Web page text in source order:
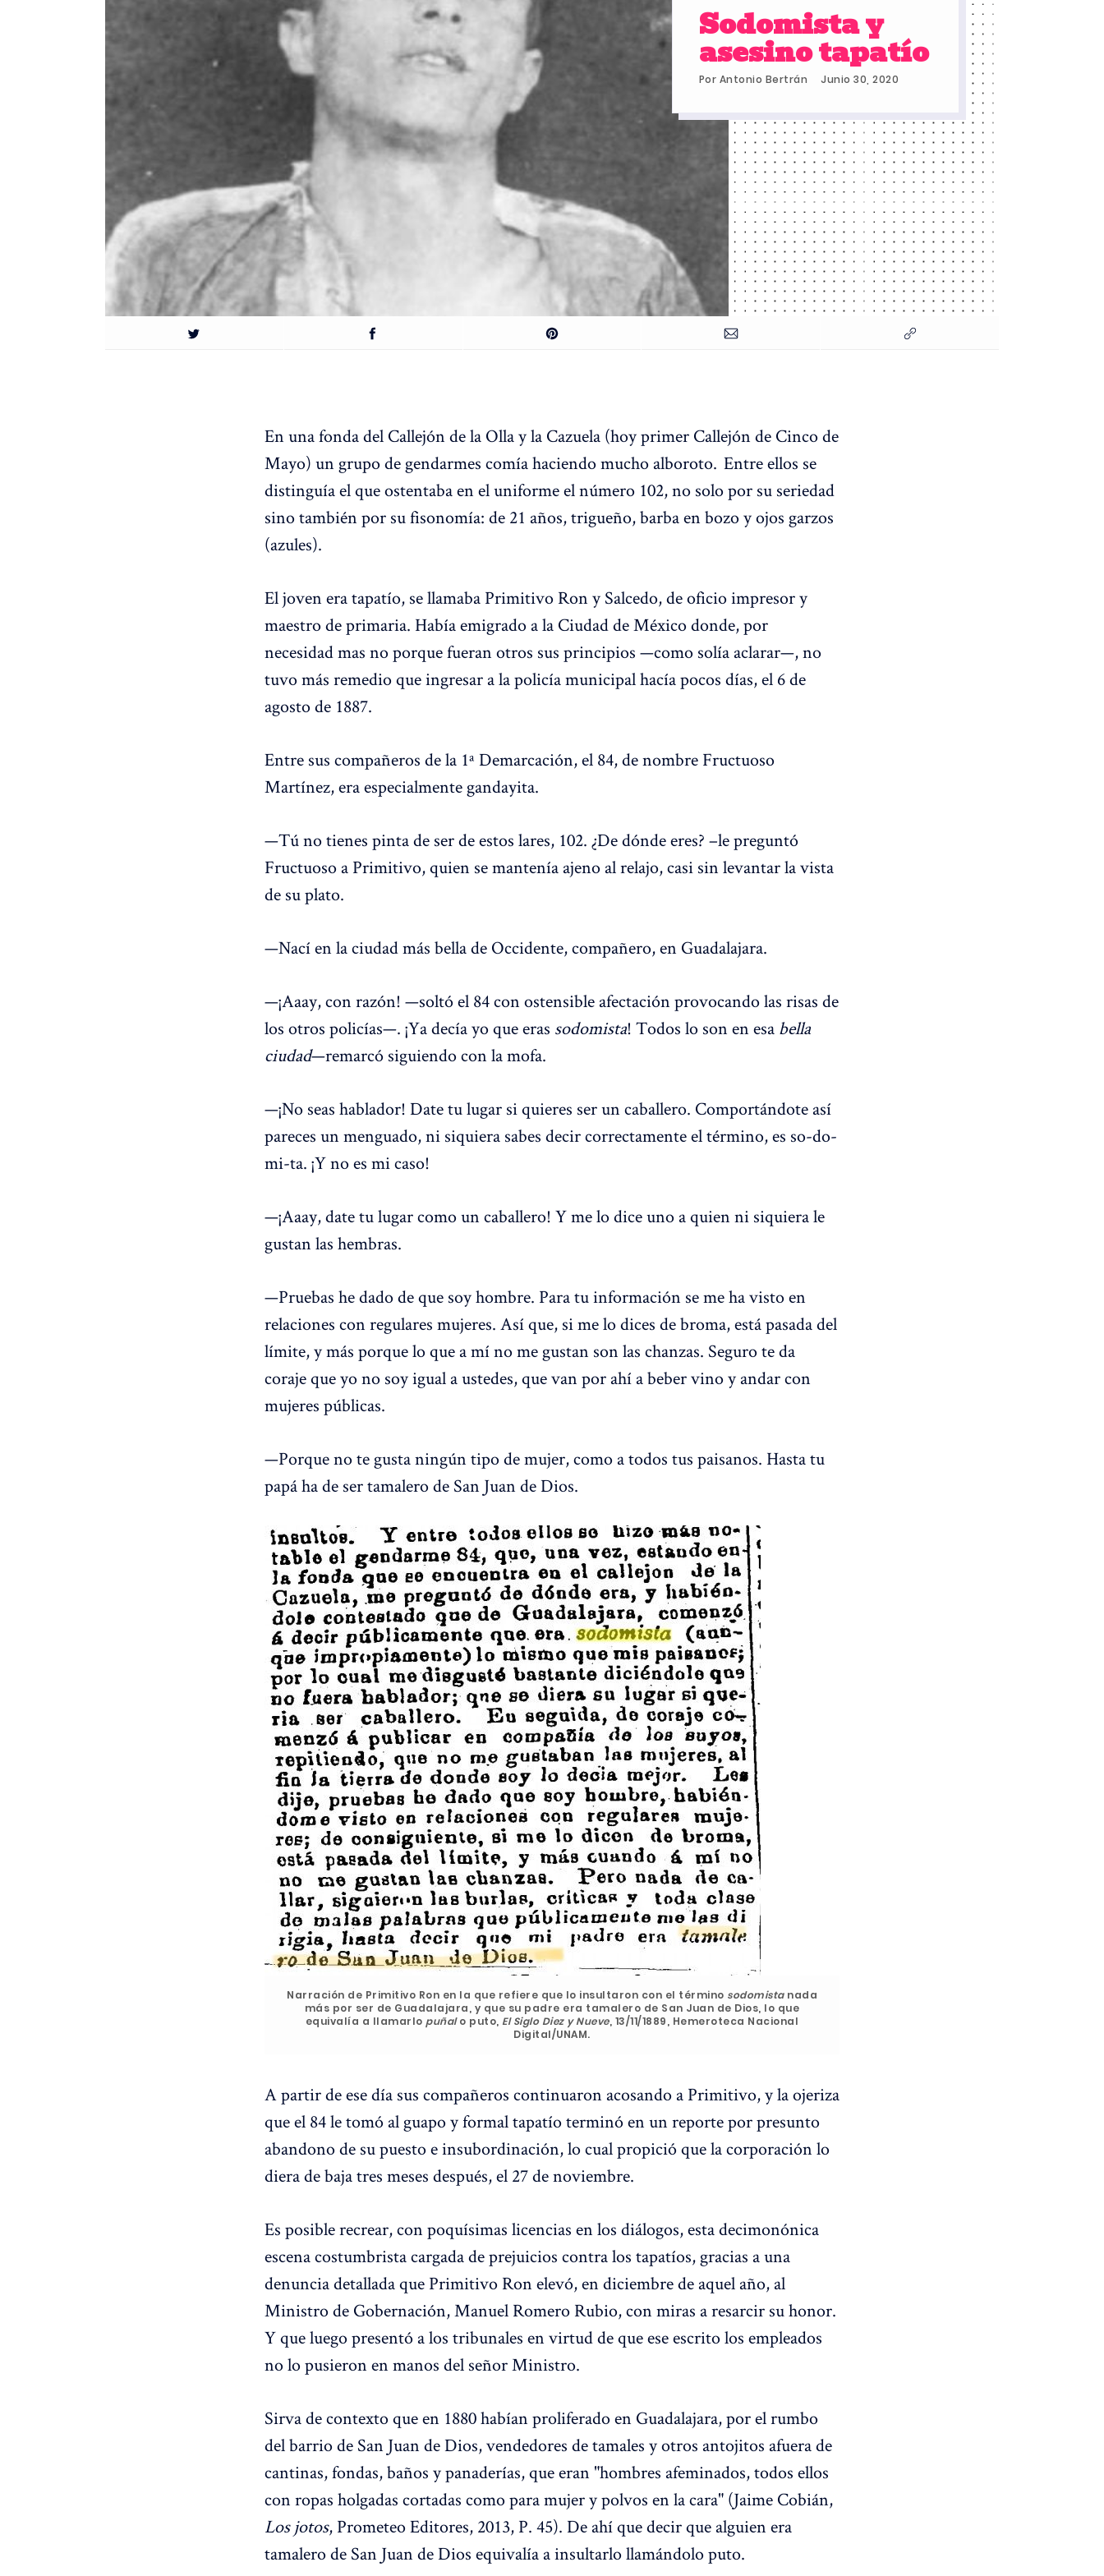
Sodomista y
asesino tapatío
Por Antonio Bertrán Junio 30, 2020
En una fonda del Callejón de la Olla y la Cazuela (hoy primer Callejón de Cinco de
Mayo) un grupo de gendarmes comía haciendo mucho alboroto. Entre ellos se
distinguía el que ostentaba en el uniforme el número 102, no solo por su seriedad
sino también por su fisonomía: de 21 años, trigueño, barba en bozo y ojos garzos
(azules).
El joven era tapatío, se llamaba Primitivo Ron y Salcedo, de oficio impresor y
maestro de primaria. Había emigrado a la Ciudad de México donde, por
necesidad mas no porque fueran otros sus principios —como solía aclarar—, no
tuvo más remedio que ingresar a la policía municipal hacía pocos días, el 6 de
agosto de 1887.
Entre sus compañeros de la 1ª Demarcación, el 84, de nombre Fructuoso
Martínez, era especialmente gandayita.
—Tú no tienes pinta de ser de estos lares, 102. ¿De dónde eres? –le preguntó
Fructuoso a Primitivo, quien se mantenía ajeno al relajo, casi sin levantar la vista
de su plato.
—Nací en la ciudad más bella de Occidente, compañero, en Guadalajara.
—¡Aaay, con razón! —soltó el 84 con ostensible afectación provocando las risas de
los otros policías—. ¡Ya decía yo que eras sodomista! Todos lo son en esa bella
ciudad—remarcó siguiendo con la mofa.
—¡No seas hablador! Date tu lugar si quieres ser un caballero. Comportándote así
pareces un menguado, ni siquiera sabes decir correctamente el término, es so-do-
mi-ta. ¡Y no es mi caso!
—¡Aaay, date tu lugar como un caballero! Y me lo dice uno a quien ni siquiera le
gustan las hembras.
—Pruebas he dado de que soy hombre. Para tu información se me ha visto en
relaciones con regulares mujeres. Así que, si me lo dices de broma, está pasada del
límite, y más porque lo que a mí no me gustan son las chanzas. Seguro te da
coraje que yo no soy igual a ustedes, que van por ahí a beber vino y andar con
mujeres públicas.
—Porque no te gusta ningún tipo de mujer, como a todos tus paisanos. Hasta tu
papá ha de ser tamalero de San Juan de Dios.
Narración de Primitivo Ron en la que refiere que lo insultaron con el término sodomistanada
más por ser de Guadalajara, y que su padre era tamalero de San Juan de Dios, lo que
equivalía a llamarlo puñalo puto, El Siglo Diez y Nueve, 13/11/1889, Hemeroteca Nacional
Digital/UNAM.
A partir de ese día sus compañeros continuaron acosando a Primitivo, y la ojeriza
que el 84 le tomó al guapo y formal tapatío terminó en un reporte por presunto
abandono de su puesto e insubordinación, lo cual propició que la corporación lo
diera de baja tres meses después, el 27 de noviembre.
Es posible recrear, con poquísimas licencias en los diálogos, esta decimonónica
escena costumbrista cargada de prejuicios contra los tapatíos, gracias a una
denuncia detallada que Primitivo Ron elevó, en diciembre de aquel año, al
Ministro de Gobernación, Manuel Romero Rubio, con miras a resarcir su honor.
Y que luego presentó a los tribunales en virtud de que ese escrito los empleados
no lo pusieron en manos del señor Ministro.
Sirva de contexto que en 1880 habían proliferado en Guadalajara, por el rumbo
del barrio de San Juan de Dios, vendedores de tamales y otros antojitos afuera de
cantinas, fondas, baños y panaderías, que eran "hombres afeminados, todos ellos
con ropas holgadas cortadas como para mujer y polvos en la cara" (Jaime Cobián,
Los jotos, Prometeo Editores, 2013, P. 45). De ahí que decir que alguien era
tamalero de San Juan de Dios equivalía a insultarlo llamándolo puto.